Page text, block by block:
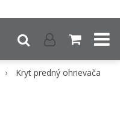
Kryt predný ohrievača